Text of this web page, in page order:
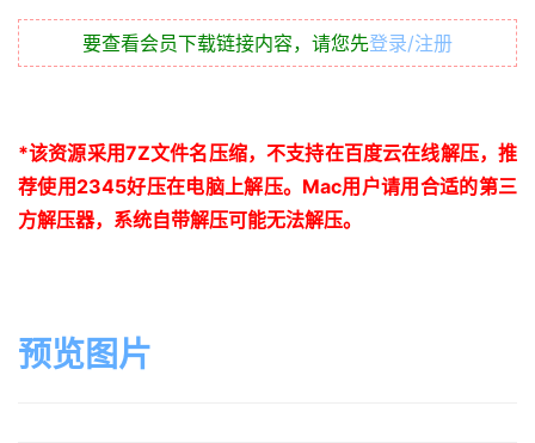
要查看会员下载链接内容，请您先登录/注册
*该资源采用7Z文件名压缩，不支持在百度云在线解压，推
荐使用2345好压在电脑上解压。 Mac用户请用合适的第三
方解压器，系统自带解压可能无法解压。
预览图片